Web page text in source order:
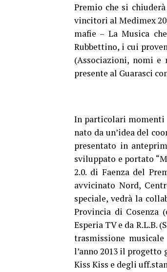
Premio che si
vincitori al Medimex
mafie – La Musica
Rubbettino, i cui
(Associazioni, nomi
presente al Guarasci
In particolari momenti
nato da un’idea del
presentato in
sviluppato e portato
2.0. di Faenza del
avvicinato Nord,
speciale, vedrà la
Provincia di Cosenza
Esperia TV e da R.L.B.
trasmissione
l’anno 2013 il progetto
Kiss Kiss e degli